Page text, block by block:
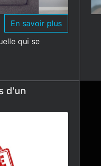
En savoir plus
qui se
d'un